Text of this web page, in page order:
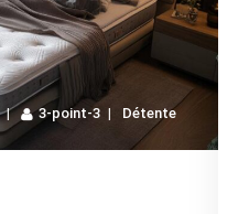
3-point-3 Détente